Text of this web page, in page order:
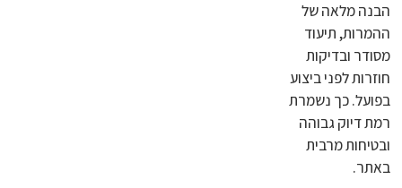
הבנה מלאה של
ההמרות, תיעוד
מסודר ובדיקות
חוזרות לפני ביצוע
בפועל. כך נשמרת
רמת דיוק גבוהה
ובטיחות מרבית
באתר.